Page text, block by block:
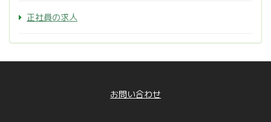
正社員の求人
お問い合わせ